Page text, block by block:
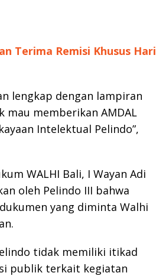
Terima Remisi Khusus Hari
lengkap dengan lampiran
mau memberikan AMDAL
Intelektual Pelindo”,
WALHI Bali, I Wayan Adi
oleh Pelindo III bahwa
yang diminta Walhi
tidak memiliki itikad
publik terkait kegiatan